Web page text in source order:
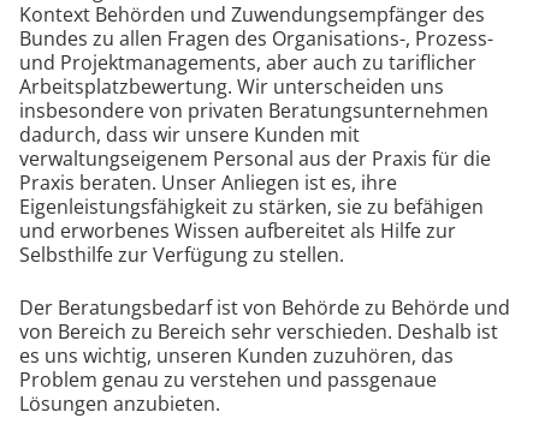
Kontext Behörden und Zuwendungsempfänger des
Bundes zu allen Fragen des Organisations-, Prozess-
und Projektmanagements, aber auch zu tariflicher
Arbeitsplatzbewertung. Wir unterscheiden uns
insbesondere von privaten Beratungsunternehmen
dadurch, dass wir unsere Kunden mit
verwaltungseigenem Personal aus der Praxis für die
Praxis beraten. Unser Anliegen ist es, ihre
Eigenleistungsfähigkeit zu stärken, sie zu befähigen
und erworbenes Wissen aufbereitet als Hilfe zur
Selbsthilfe zur Verfügung zu stellen.
Der Beratungsbedarf ist von Behörde zu Behörde und
von Bereich zu Bereich sehr verschieden. Deshalb ist
es uns wichtig, unseren Kunden zuzuhören, das
Problem genau zu verstehen und passgenaue
Lösungen anzubieten.